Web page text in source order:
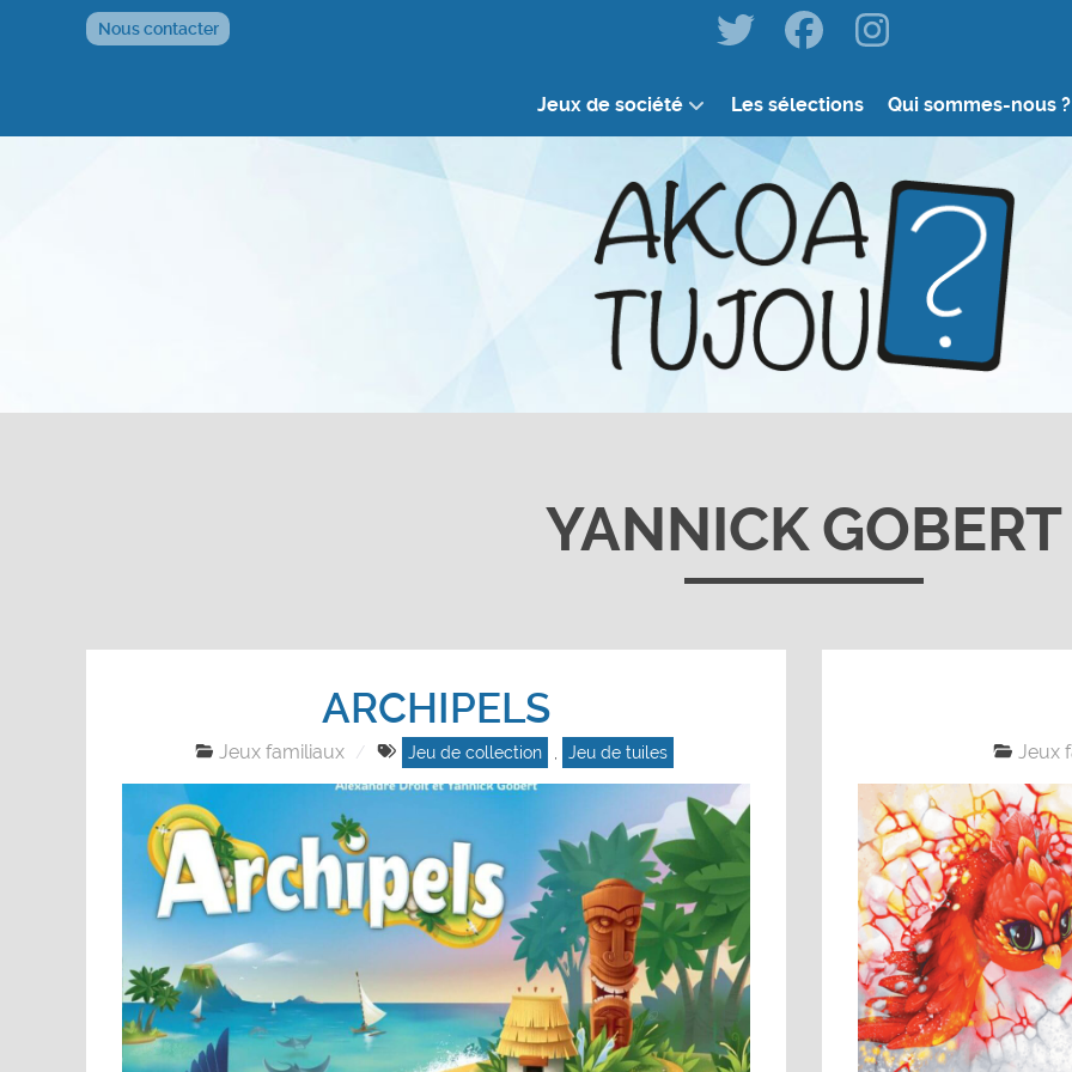
Nous contacter
Jeux de société Les sélections Qui sommes-nous ?
YANNICK GOBERT
ARCHIPELS
Jeux familiaux Jeu de collection Jeu de tuiles Jeux